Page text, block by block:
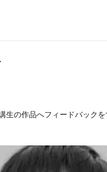
生の作品へフィードバック